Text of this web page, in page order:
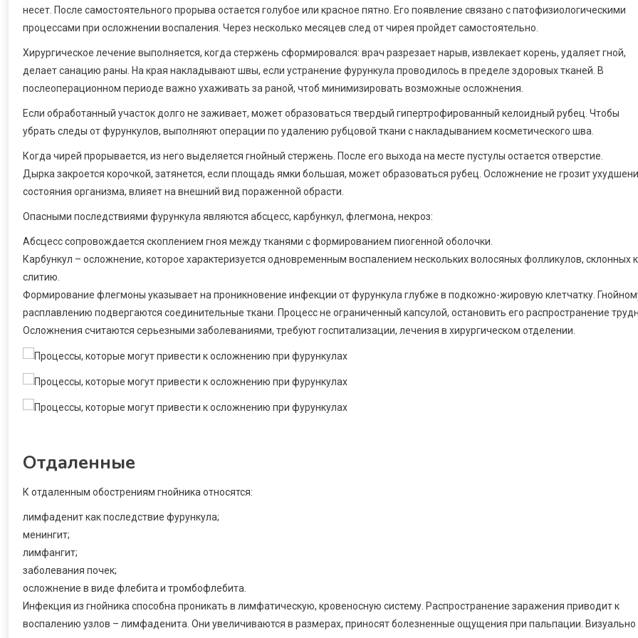
несет. После самостоятельного прорыва остается голубое или красное пятно. Его появление связано с патофизиологическими
процессами при осложнении воспаления. Через несколько месяцев след от чирея пройдет самостоятельно.
Хирургическое лечение выполняется, когда стержень сформировался: врач разрезает нарыв, извлекает корень, удаляет гной,
делает санацию раны. На края накладывают швы, если устранение фурункула проводилось в пределе здоровых тканей. В
послеоперационном периоде важно ухаживать за раной, чтоб минимизировать возможные осложнения.
Если обработанный участок долго не заживает, может образоваться твердый гипертрофированный келоидный рубец. Чтобы
убрать следы от фурункулов, выполняют операции по удалению рубцовой ткани с накладыванием косметического шва.
Когда чирей прорывается, из него выделяется гнойный стержень. После его выхода на месте пустулы остается отверстие.
Дырка закроется корочкой, затянется, если площадь ямки большая, может образоваться рубец. Осложнение не грозит
состояния организма, влияет на внешний вид пораженной обрасти.
Опасными последствиями фурункула являются абсцесс, карбункул, флегмона, некроз:
Абсцесс сопровождается скоплением гноя между тканями с формированием пиогенной оболочки.
Карбункул – осложнение, которое характеризуется одновременным воспалением нескольких волосяных фолликулов, склонных к
слитию.
Формирование флегмоны указывает на проникновение инфекции от фурункула глубже в подкожно-жировую клетчатку.
расплавлению подвергаются соединительные ткани. Процесс не ограниченный капсулой, остановить его распространение
Осложнения считаются серьезными заболеваниями, требуют госпитализации, лечения в хирургическом отделении.
Отдаленные
К отдаленным обострениям гнойника относятся:
лимфаденит как последствие фурункула;
менингит;
лимфангит;
заболевания почек;
осложнение в виде флебита и тромбофлебита.
Инфекция из гнойника способна проникать в лимфатическую, кровеносную систему. Распространение заражения приводит к
воспалению узлов – лимфаденита. Они увеличиваются в размерах, приносят болезненные ощущения при пальпации. Визуально